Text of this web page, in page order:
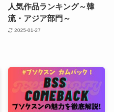
人気作品ランキング～韓
流・アジア部門～
2025-01-27